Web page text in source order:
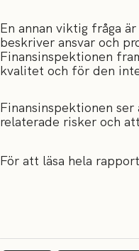
En annan viktig fråga
beskriver ansvar och
Finansinspektionen
kvalitet och för den
Finansinspektionen
relaterade risker och
För att läsa hela